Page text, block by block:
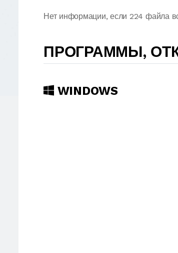
Нет информации, если 224 файла
ПРОГРАММЫ,
WINDOWS